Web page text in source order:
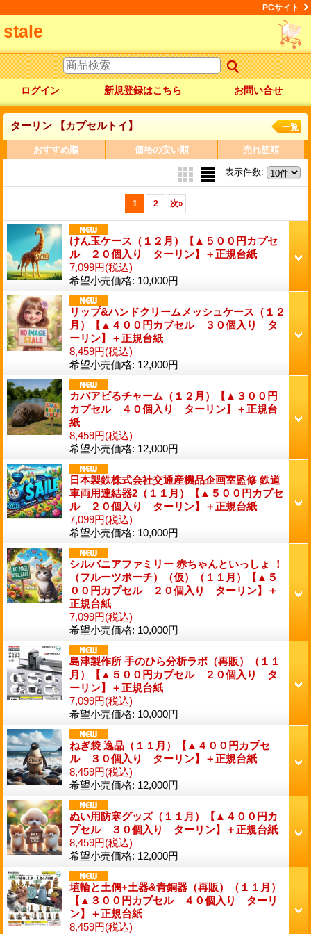
PCサイト
stale
ログイン 新規登録はこちら お問い合せ
ターリン 【カプセルトイ】 一覧
おすすめ順 価格の安い順 売れ筋順
表示件数:
1 2 次»
けん玉ケース（１２月）【▲５００円カプセ
ル ２０個入り ターリン】＋正規台紙
7,099円(税込)
希望小売価格: 10,000円
リップ&ハンドクリームメッシュケース（１２
月）【▲４００円カプセル ３０個入り タ
ーリン】＋正規台紙
8,459円(税込)
希望小売価格: 12,000円
カバアピるチャーム（１２月）【▲３００円
カプセル ４０個入り ターリン】＋正規台
紙
8,459円(税込)
希望小売価格: 12,000円
日本製鉄株式会社交通産機品企画室監修 鉄道
車両用連結器2（１１月）【▲５００円カプセ
ル ２０個入り ターリン】＋正規台紙
7,099円(税込)
希望小売価格: 10,000円
シルバニアファミリー 赤ちゃんといっしょ ！
（フルーツポーチ）（仮）（１１月）【▲５
００円カプセル ２０個入り ターリン】＋
正規台紙
7,099円(税込)
希望小売価格: 10,000円
島津製作所 手のひら分析ラボ（再販）（１１
月）【▲５００円カプセル ２０個入り タ
ーリン】＋正規台紙
7,099円(税込)
希望小売価格: 10,000円
ねぎ袋 逸品（１１月）【▲４００円カプセ
ル ３０個入り ターリン】＋正規台紙
8,459円(税込)
希望小売価格: 12,000円
ぬい用防寒グッズ（１１月）【▲４００円カ
プセル ３０個入り ターリン】＋正規台紙
8,459円(税込)
希望小売価格: 12,000円
埴輪と土偶+土器&青銅器（再販）（１１月）
【▲３００円カプセル ４０個入り ターリ
ン】＋正規台紙
8,459円(税込)